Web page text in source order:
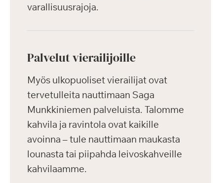
varallisuusrajoja.
Palvelut vierailijoille
Myös ulkopuoliset vierailijat ovat
tervetulleita nauttimaan Saga
Munkkiniemen palveluista. Talomme
kahvila ja ravintola ovat kaikille
avoinna – tule nauttimaan maukasta
lounasta tai piipahda leivoskahveille
kahvilaamme.